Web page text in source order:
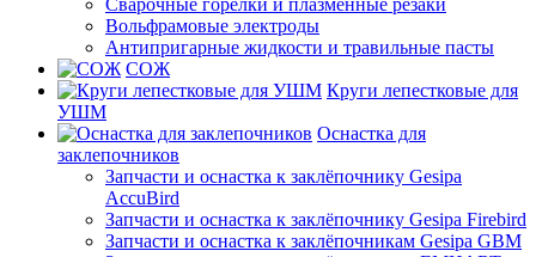
Сварочные горелки и плазменные резаки
Вольфрамовые электроды
Антипригарные жидкости и травильные пасты
СОЖ
Круги лепестковые для
УШМ
Оснастка для
заклепочников
Запчасти и оснастка к заклёпочнику Gesipa
AccuBird
Запчасти и оснастка к заклёпочнику Gesipa Firebird
Запчасти и оснастка к заклёпочникам Gesipa GBM